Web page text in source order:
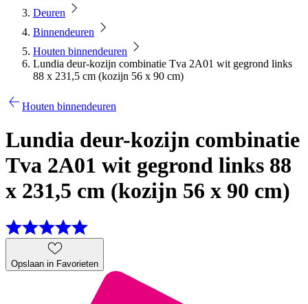
Deuren
Binnendeuren
Houten binnendeuren
Lundia deur-kozijn combinatie Tva 2A01 wit gegrond links
88 x 231,5 cm (kozijn 56 x 90 cm)
Houten binnendeuren
Lundia deur-kozijn combinatie
Tva 2A01 wit gegrond links 88
x 231,5 cm (kozijn 56 x 90 cm)
Opslaan in Favorieten